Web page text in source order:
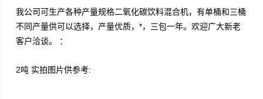
我公司可生产各种产量规格二氧化碳饮料混合机，有单桶和三桶
不同产量供可以选择，产量优质，*，三包一年。欢迎广大新老
客户洽谈。 ：
2吨 实拍图片供参考: